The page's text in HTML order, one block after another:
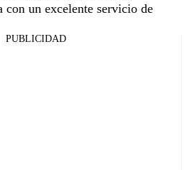
con un excelente servicio de
PUBLICIDAD